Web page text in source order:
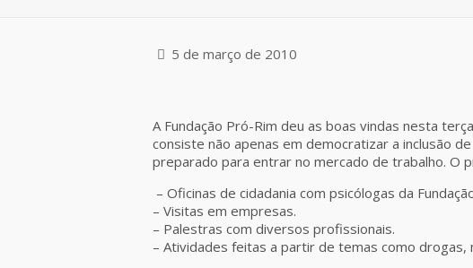
5 de março de 2010
A Fundação Pró-Rim deu as boas vindas nesta
consiste não apenas em democratizar a inclusão
preparado para entrar no mercado de trabalho. O
– Oficinas de cidadania com psicólogas da
– Visitas em empresas.
– Palestras com diversos profissionais.
– Atividades feitas a partir de temas como